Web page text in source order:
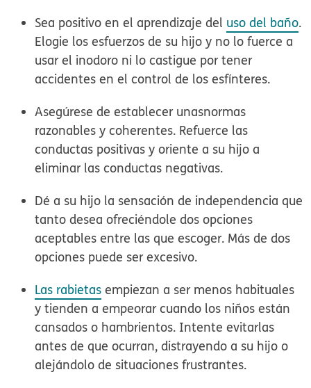
Sea positivo en elaprendizaje del uso del baño.
Elogie los esfuerzos de su hijo y no lo fuerce a
usar el inodoro ni lo castigue por tener
accidentes en el control de los esfínteres.
Asegúrese de establecer unasnormas
razonables y coherentes. Refuerce las
conductas positivas y oriente a su hijo a
eliminar las conductas negativas.
Dé a su hijo la sensación de independencia que
tanto deseaofreciéndole dos opciones
aceptables entre las que escoger. Más de dos
opciones puede ser excesivo.
Las rabietas empiezan a ser menos habituales
y tienden a empeorar cuando los niños están
cansados o hambrientos. Intente evitarlas
antes de que ocurran, distrayendo a su hijo o
alejándolo de situaciones frustrantes.